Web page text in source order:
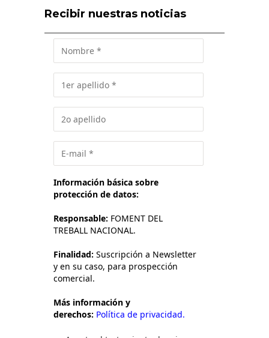
Recibir nuestras noticias
Información básica sobre
protección de datos:
Responsable: FOMENT DEL
TREBALL NACIONAL.
Finalidad: Suscripción a Newsletter
y en su caso, para prospección
comercial.
Más información y
derechos: Política de privacidad.